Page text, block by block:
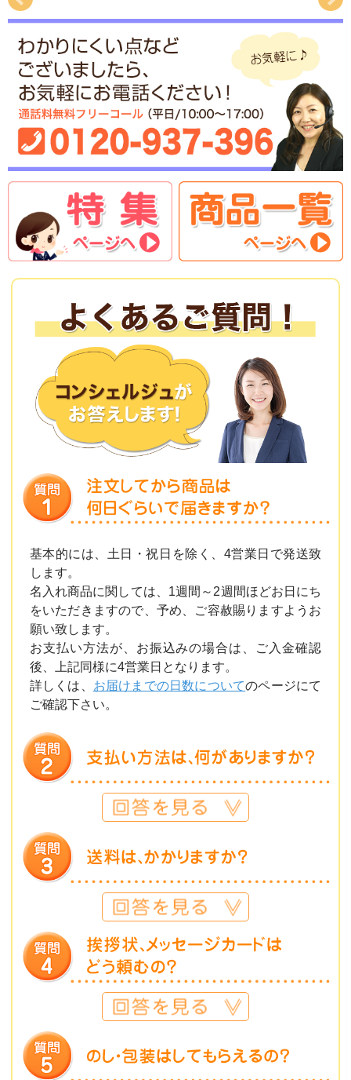
基本的には、土日・祝日を除く、4営業日で発送致
します。
名入れ商品に関しては、1週間～2週間ほどお日にち
をいただきますので、予め、ご容赦賜りますようお
願い致します。
お支払い方法が、お振込みの場合は、ご入金確認
後、上記同様に4営業日となります。
詳しくは、 お届けまでの日数についてのページにて
ご確認下さい。